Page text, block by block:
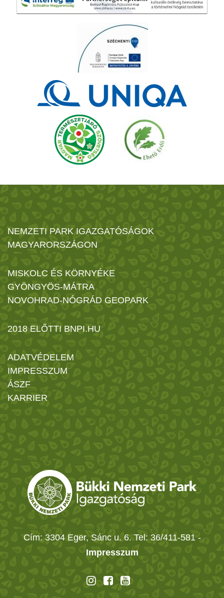
NEMZETI PARK IGAZGATÓSÁGOK
MAGYARORSZÁGON
MISKOLC ÉS KÖRNYÉKE
GYÖNGYÖS-MÁTRA
NOVOHRAD-NÓGRÁD GEOPARK
2018 ELŐTTI BNPI.HU
ADATVÉDELEM
IMPRESSZUM
ÁSZF
KARRIER
Cím: 3304 Eger, Sánc u. 6. Tel: 36/411-581 -
Impresszum